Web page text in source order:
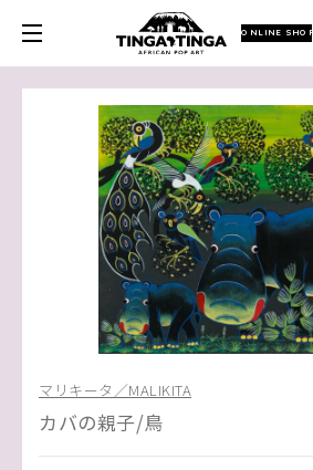
ONLINE SHOP
マリキータ／MALIKITA
カバの親子/鳥